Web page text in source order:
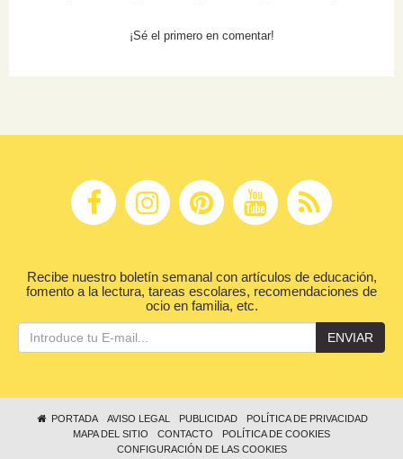
¡Sé el primero en comentar!
Recibe nuestro boletín semanal con artículos de educación,
fomento a la lectura, tareas escolares, recomendaciones de
ocio en familia, etc.
ENVIAR
PORTADA AVISO LEGAL PUBLICIDAD
POLÍTICA DE PRIVACIDAD
MAPA DEL SITIO
CONTACTO
POLÍTICA DE COOKIES
CONFIGURACIÓN DE LAS COOKIES